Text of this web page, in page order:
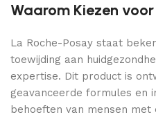
Waarom Kiezen
La Roche-Posay staat
toewijding aan
expertise. Dit product is
geavanceerde formules en
behoeften van mensen met